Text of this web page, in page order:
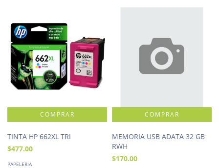
TINTA HP 662XL TRI
$477.00
PAPELERIA
MEMORIA USB ADATA 32 GB
RWH
$170.00